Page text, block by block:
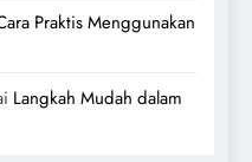
Praktis Menggunakan
Langkah Mudah dalam